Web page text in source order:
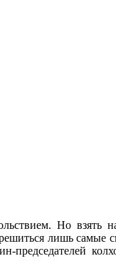
Но взять
лишь самые